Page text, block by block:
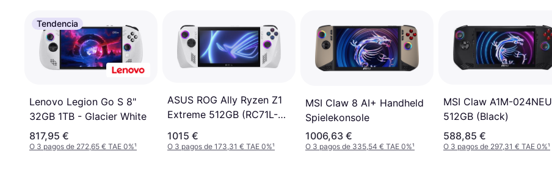
Tendencia
Lenovo Legion Go S 8"
32GB 1TB - Glacier White
817,95 €
O 3 pagos de 272,65 € TAE 0%¹
ASUS ROG Ally Ryzen Z1
Extreme 512GB (RC71L-
NH001W)
1015 €
O 3 pagos de 173,31 € TAE 0%¹
MSI Claw 8 AI+ Handheld
Spielekonsole
1006,63 €
O 3 pagos de 335,54 € TAE 0%¹
MSI Claw A1M-024NEU
512GB (Black)
588,85 €
O 3 pagos de 297,31 € TAE 0%¹